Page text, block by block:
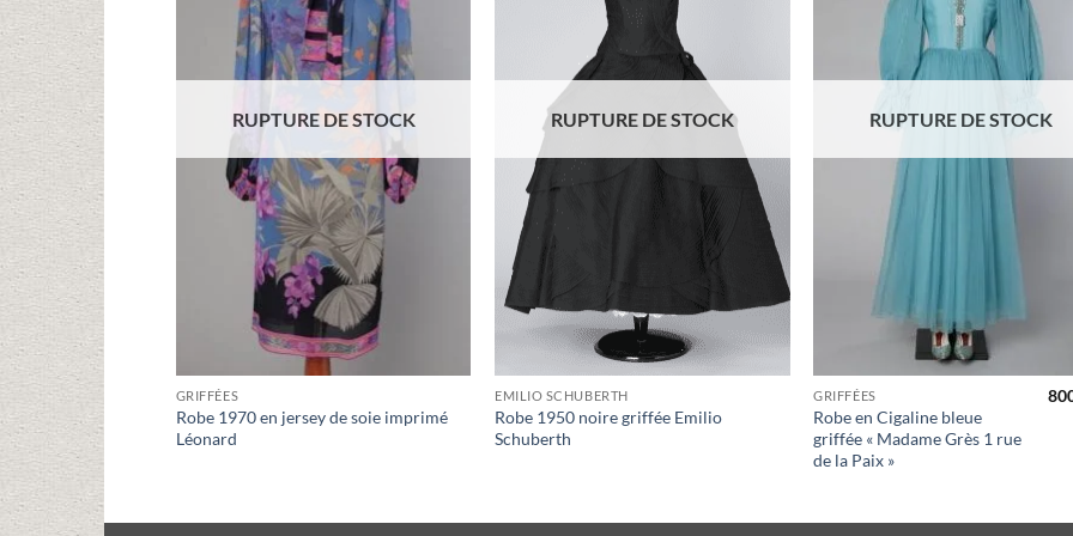
RUPTURE DE STOCK
GRIFFÉES
Robe 1970 en jersey de soie imprimé
Léonard
RUPTURE DE STOCK
EMILIO SCHUBERTH
Robe 1950 noire griffée Emilio
Schuberth
RUPTURE DE STOCK
GRIFFÉES
Robe en Cigaline bleue
griffée « Madame Grès 1 rue
de la Paix »